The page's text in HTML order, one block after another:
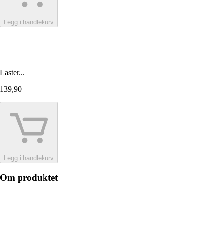
Legg i handlekurv
Laster...
139,90
Legg i handlekurv
Om produktet